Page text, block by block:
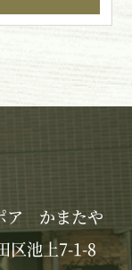
ア かまたや
区池上7-1-8